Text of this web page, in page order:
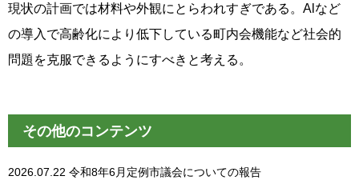
現状の計画では材料や外観にとらわれすぎである。Alなど
の導入で高齢化により低下している町内会機能など社会的
問題を克服できるようにすべきと考える。
その他のコンテンツ
2026.07.22 令和8年6月定例市議会についての報告